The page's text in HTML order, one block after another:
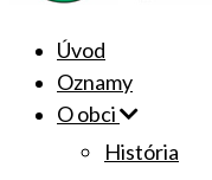
Úvod
Oznamy
O obci
História